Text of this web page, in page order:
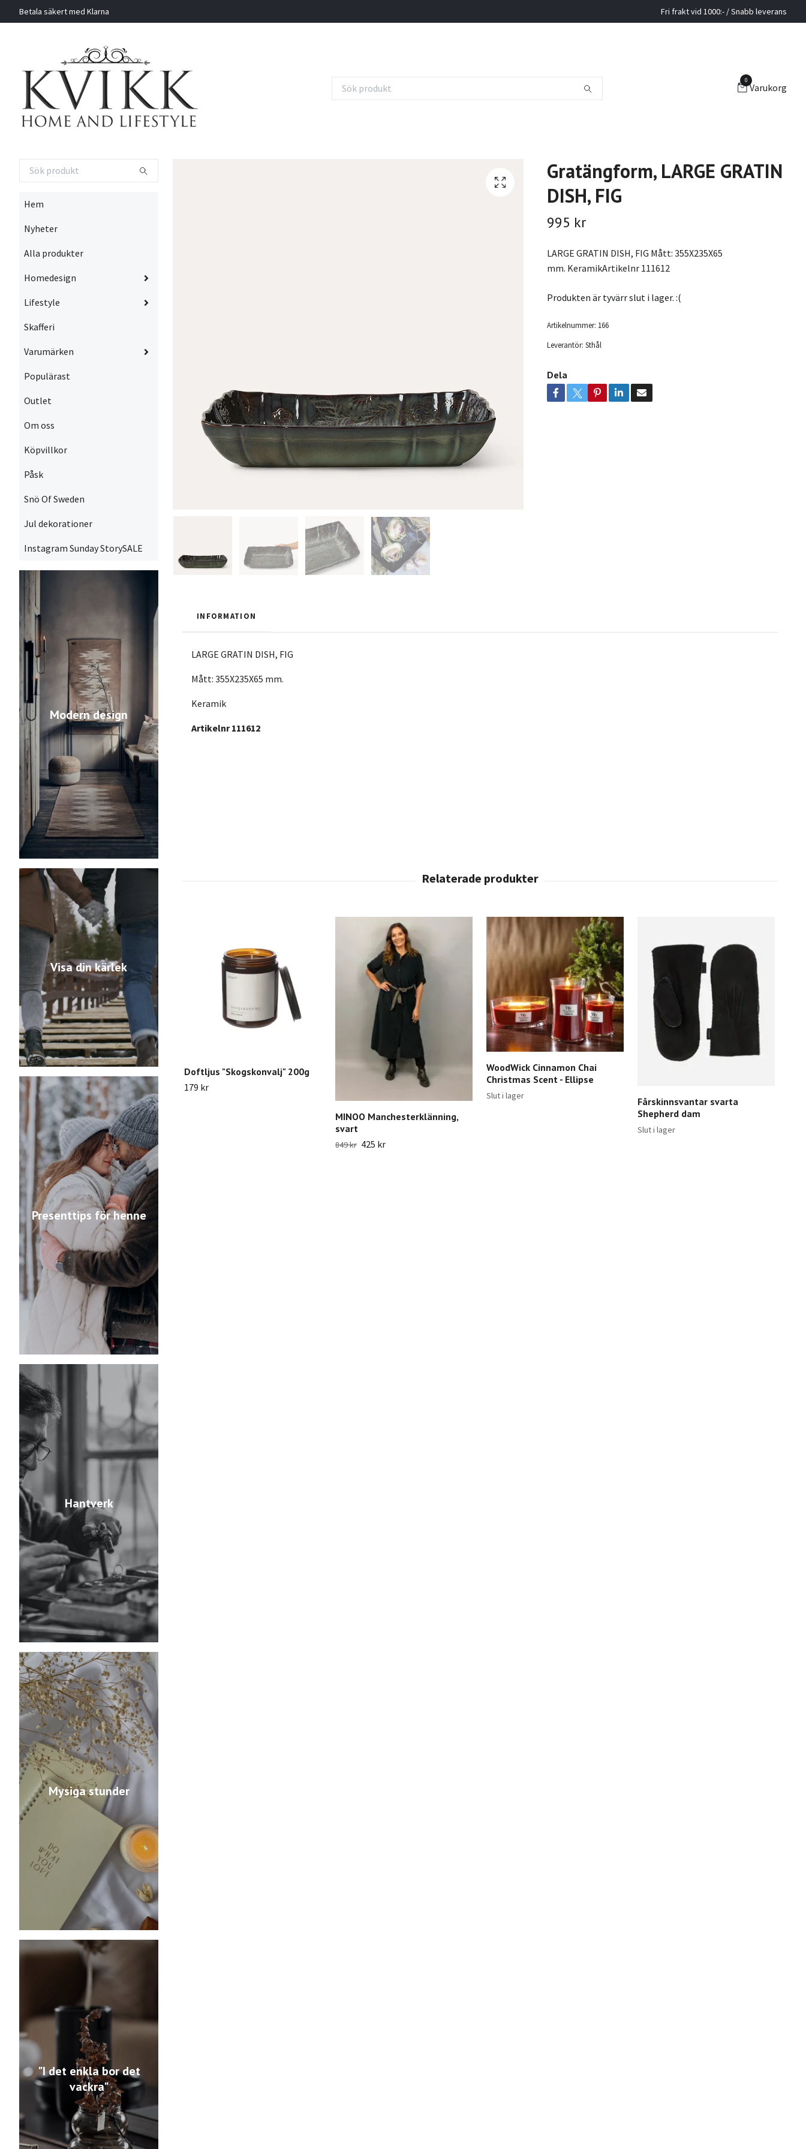
Betala säkert med Klarna Fri frakt vid 1000:- / Snabb leverans
0
Varukorg
Hem
Nyheter
Alla produkter
Homedesign
Lifestyle
Skafferi
Varumärken
Populärast
Outlet
Om oss
Köpvillkor
Påsk
Snö Of Sweden
Jul dekorationer
Instagram Sunday StorySALE
Modern design
Visa din kärlek
Presenttips för henne
Hantverk
Mysiga stunder
"I det enkla bor det
vackra"
Gratängform, LARGE GRATIN
DISH, FIG
995 kr
LARGE GRATIN DISH, FIG Mått: 355X235X65
mm. KeramikArtikelnr 111612
Produkten är tyvärr slut i lager. :(
Artikelnummer: 166
Leverantör: Sthål
Dela
INFORMATION
LARGE GRATIN DISH, FIG
Mått: 355X235X65 mm.
Keramik
Artikelnr 111612
Doftljus "Skogskonvalj" 200g
179 kr
MINOO Manchesterklänning,
svart
849 kr 425 kr
WoodWick Cinnamon Chai
Christmas Scent - Ellipse
Slut i lager
Fårskinnsvantar svarta
Shepherd dam
Slut i lager